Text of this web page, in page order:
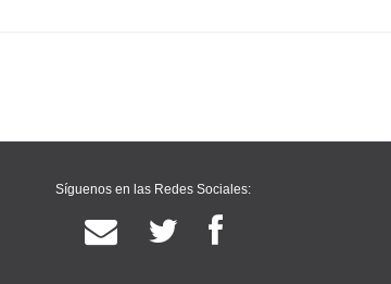
Síguenos en las Redes Sociales: